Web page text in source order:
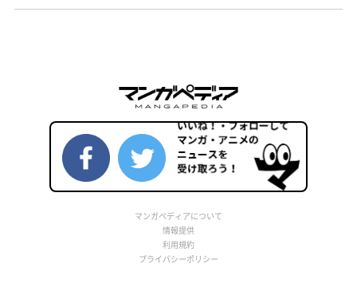
マンガペディアについて
情報提供
利用規約
プライバシーポリシー